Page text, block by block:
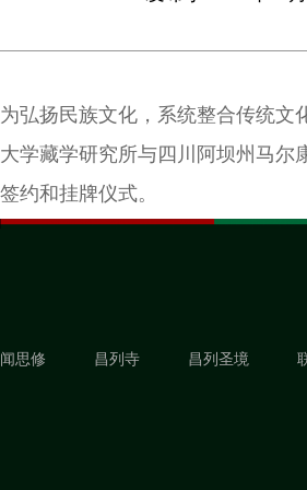
为弘扬民族文化，系统整合传统文
大学藏学研究所与四川阿坝州马尔
签约和挂牌仪式。
闻思修 昌列寺 昌列圣境